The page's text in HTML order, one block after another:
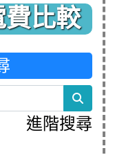
比較
search
進階搜尋